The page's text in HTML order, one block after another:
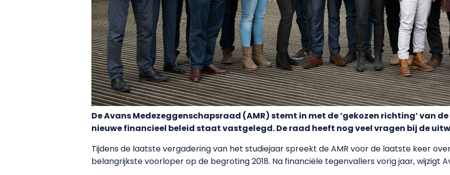
De Avans Medezeggenschapsraad (AMR) stemt in met de ‘gekozen richting’ van
nieuwe financieel beleid staat vastgelegd. De raad heeft nog veel vragen bij de
Tijdens de laatste vergadering van het studiejaar spreekt de AMR voor de laatste keer
belangrijkste voorloper op de begroting 2018. Na financiële tegenvallers vorig jaar, wijzigt